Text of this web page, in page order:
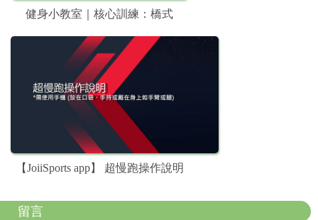
健身小教室｜核心訓練：橋式
【JoiiSports app】 超慢跑操作說明
留言